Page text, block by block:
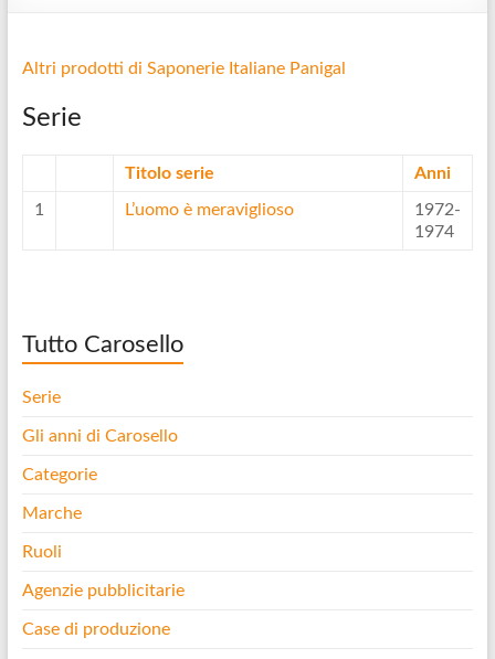
Altri prodotti di Saponerie Italiane Panigal
Serie
Titolo serie Anni
1 L’uomo è meraviglioso
1972-
1974
Tutto Carosello
Serie
Gli anni di Carosello
Categorie
Marche
Ruoli
Agenzie pubblicitarie
Case di produzione